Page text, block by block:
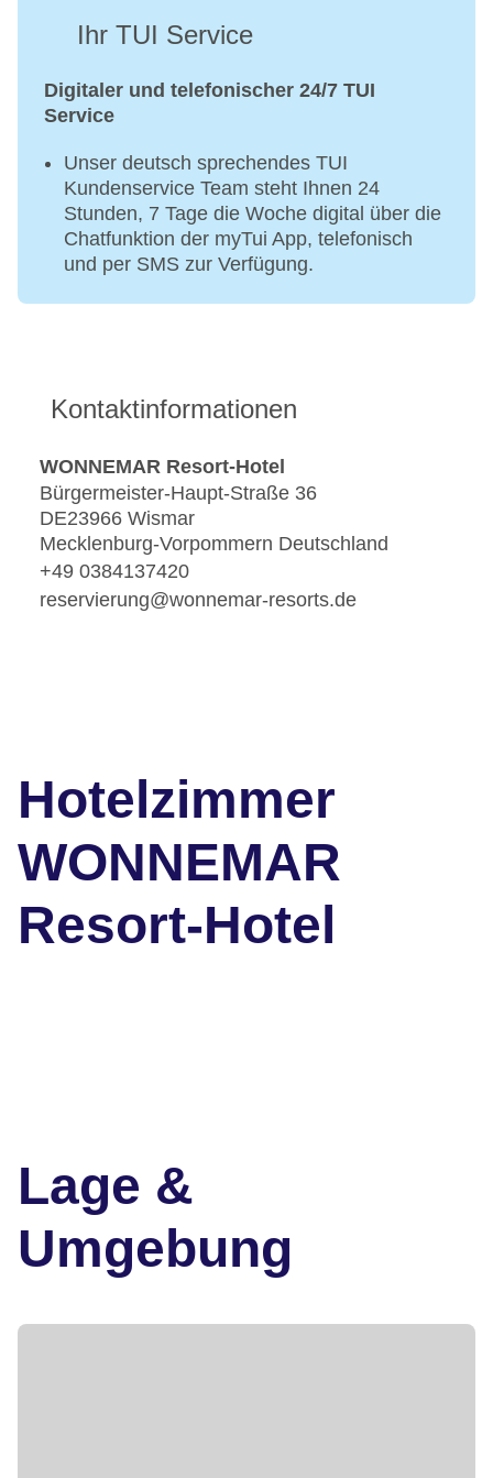
Ihr TUI Service
Digitaler und telefonischer 24/7 TUI
Service
Unser deutsch sprechendes TUI
Kundenservice Team steht Ihnen 24
Stunden, 7 Tage die Woche digital über die
Chatfunktion der myTui App, telefonisch
und per SMS zur Verfügung.
Kontaktinformationen
WONNEMAR Resort-Hotel
Bürgermeister-Haupt-Straße 36
DE23966 Wismar
Mecklenburg-Vorpommern Deutschland
+49 0384137420
reservierung@wonnemar-resorts.de
Hotelzimmer
WONNEMAR
Resort-Hotel
Lage &
Umgebung